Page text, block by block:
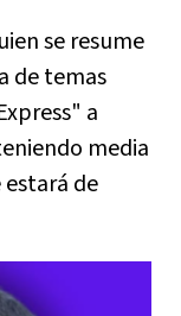
se resume
de temas
a
media
de